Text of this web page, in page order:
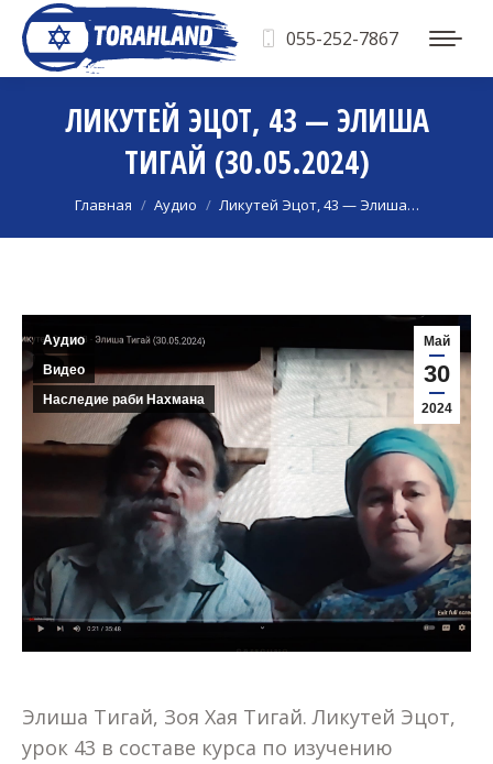
055-252-7867
ЛИКУТЕЙ ЭЦОТ, 43 — ЭЛИША
ТИГАЙ (30.05.2024)
Вы здесь:
Главная Аудио Ликутей Эцот, 43 — Элиша…
Май
30
2024
Аудио
Видео
Наследие раби Нахмана
Элиша Тигай, Зоя Хая Тигай. Ликутей Эцот,
урок 43 в составе курса по изучению